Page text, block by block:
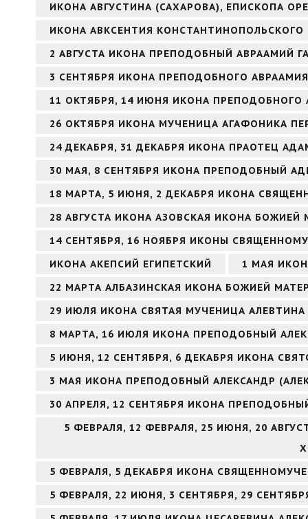
ИКОНА АВГУСТИНА (САХАРОВА), ЕПИСКОПА
ИКОНА АВКСЕНТИЯ КОНСТАНТИНОПОЛЬСКОГО
2 АВГУСТА ИКОНА ПРЕПОДОБНЫЙ АВРААМИЙ
3 СЕНТЯБРЯ ИКОНА ПРЕПОДОБНОГО
11 ОКТЯБРЯ, 14 ИЮНЯ ИКОНА ПРЕПОДОБНОГО
26 ОКТЯБРЯ ИКОНА МУЧЕНИЦА АГАФОНИКА
24 ДЕКАБРЯ, 31 ДЕКАБРЯ ИКОНА ПРАОТЕЦ
30 МАЯ, 8 СЕНТЯБРЯ ИКОНА ПРЕПОДОБНЫЙ
18 МАРТА, 5 ИЮНЯ, 2 ДЕКАБРЯ ИКОНА
28 АВГУСТА ИКОНА АЗОВСКАЯ ИКОНА БОЖИЕЙ
14 СЕНТЯБРЯ, 16 НОЯБРЯ ИКОНЫ
ИКОНА АКЕПСИЙ ЕГИПЕТСКИЙ
1 МАЯ
22 МАРТА АЛБАЗИНСКАЯ ИКОНА БОЖИЕЙ
29 ИЮЛЯ ИКОНА СВЯТАЯ МУЧЕНИЦА
8 МАРТА, 16 ИЮЛЯ ИКОНА ПРЕПОДОБНЫЙ
5 ИЮНЯ, 12 СЕНТЯБРЯ, 6 ДЕКАБРЯ ИКОНА
3 МАЯ ИКОНА ПРЕПОДОБНЫЙ АЛЕКСАНДР
30 АПРЕЛЯ, 12 СЕНТЯБРЯ ИКОНА
5 ФЕВРАЛЯ, 12 ФЕВРАЛЯ, 25 ИЮНЯ, 20
5 ФЕВРАЛЯ, 5 ДЕКАБРЯ ИКОНА
5 ФЕВРАЛЯ, 22 ИЮНЯ, 3 СЕНТЯБРЯ, 29